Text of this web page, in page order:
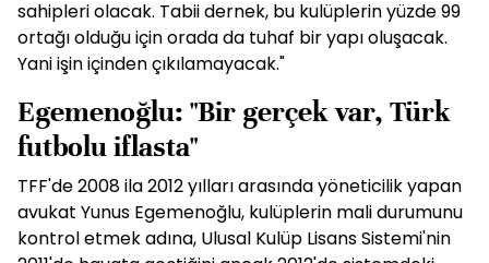
sahipleri olacak. Tabii dernek, bu kulüplerin yüzde 99
ortağı olduğu için orada da tuhaf bir yapı oluşacak.
Yani işin içinden çıkılamayacak."
Egemenoğlu: "Bir gerçek var, Türk
futbolu iflasta"
TFF'de 2008 ila 2012 yılları arasında yöneticilik yapan
avukat Yunus Egemenoğlu, kulüplerin mali durumunu
kontrol etmek adına, Ulusal Kulüp Lisans Sistemi'nin